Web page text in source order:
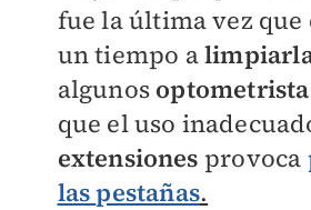
fue la última vez que
un tiempo a
algunos
que el uso
extensiones provoca
laspestañas.